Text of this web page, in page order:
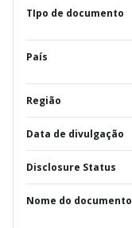
TIpo de documento
País
Região
Data de divulgação
Disclosure Status
Nome do documento